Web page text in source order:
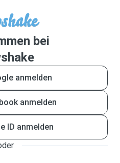
bei
anmelden
anmelden
ID anmelden